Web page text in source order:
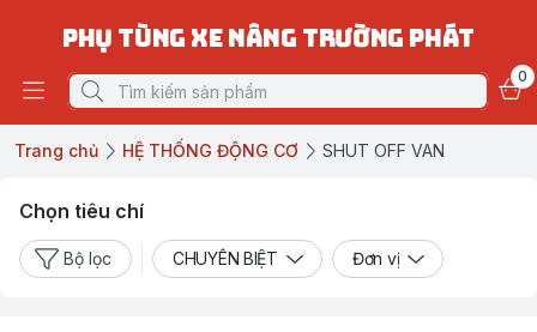
PHỤ TÙNG XE NÂNG TRƯỜNG PHÁT
0
Trang chủ HỆ THỐNG ĐỘNG CƠ SHUT OFF VAN
Chọn tiêu chí
Bộ lọc CHUYÊN BIỆT Đơn vị